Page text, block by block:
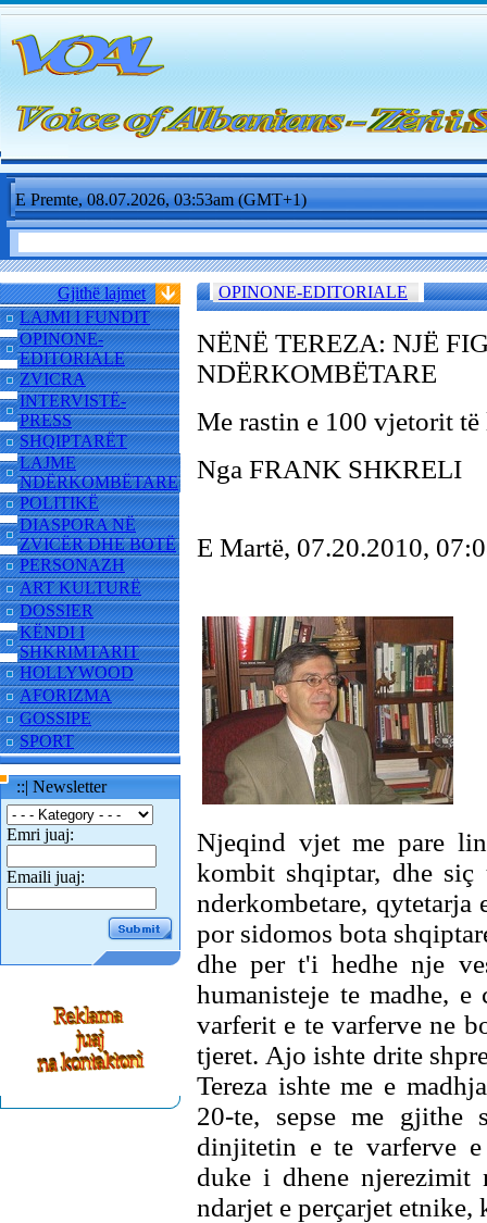
E Premte, 08.07.2026, 03:53am (GMT+1)
Gjithë lajmet
LAJMI I FUNDIT
OPINONE-
EDITORIALE
ZVICRA
INTERVISTË-
PRESS
SHQIPTARËT
LAJME
NDËRKOMBËTARE
POLITIKË
DIASPORA NË
ZVICËR DHE BOTË
PERSONAZH
ART KULTURË
DOSSIER
KËNDI I
SHKRIMTARIT
HOLLYWOOD
AFORIZMA
GOSSIPE
SPORT
::| Newsletter
Emri juaj:
Emaili juaj:
OPINONE-EDITORIALE
NËNË TEREZA: NJË
NDËRKOMBËTARE
Me rastin e 100 vjetorit
Nga FRANK SHKRELI
E Martë, 07.20.2010,
Njeqind vjet me pare
kombit shqiptar, dhe siç
nderkombetare,
por sidomos bota
dhe per t'i hedhe nje
humanisteje te madhe,
varferit e te varferve ne
tjeret. Ajo ishte drite
Tereza ishte me e
20-te, sepse me
dinjitetin e te varferve e
duke i dhene njerezimit
ndarjet e perçarjet etnike,